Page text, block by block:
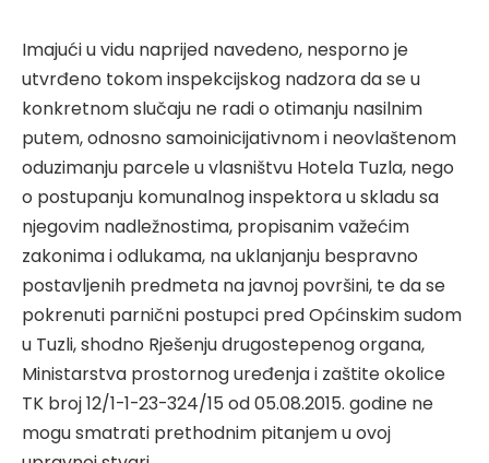
Imajući u vidu naprijed navedeno, nesporno je
utvrđeno tokom inspekcijskog nadzora da se u
konkretnom slučaju ne radi o otimanju nasilnim
putem, odnosno samoinicijativnom i neovlaštenom
oduzimanju parcele u vlasništvu Hotela Tuzla, nego
o postupanju komunalnog inspektora u skladu sa
njegovim nadležnostima, propisanim važećim
zakonima i odlukama, na uklanjanju bespravno
postavljenih predmeta na javnoj površini, te da se
pokrenuti parnični postupci pred Općinskim sudom
u Tuzli, shodno Rješenju drugostepenog organa,
Ministarstva prostornog uređenja i zaštite okolice
TK broj 12/1-1-23-324/15 od 05.08.2015. godine ne
mogu smatrati prethodnim pitanjem u ovoj